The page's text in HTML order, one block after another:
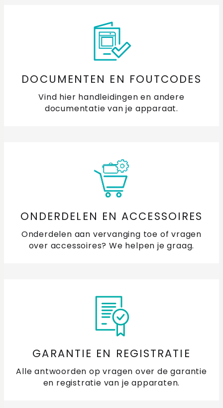
DOCUMENTEN EN FOUTCODES
Vind hier handleidingen en andere
documentatie van je apparaat.
ONDERDELEN EN ACCESSOIRES
Onderdelen aan vervanging toe of vragen
over accessoires? We helpen je graag.
GARANTIE EN REGISTRATIE
Alle antwoorden op vragen over de garantie
en registratie van je apparaten.